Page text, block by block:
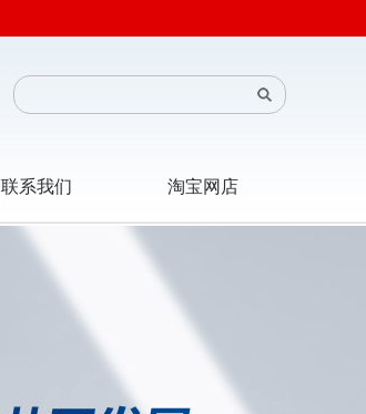
联系我们 淘宝网店